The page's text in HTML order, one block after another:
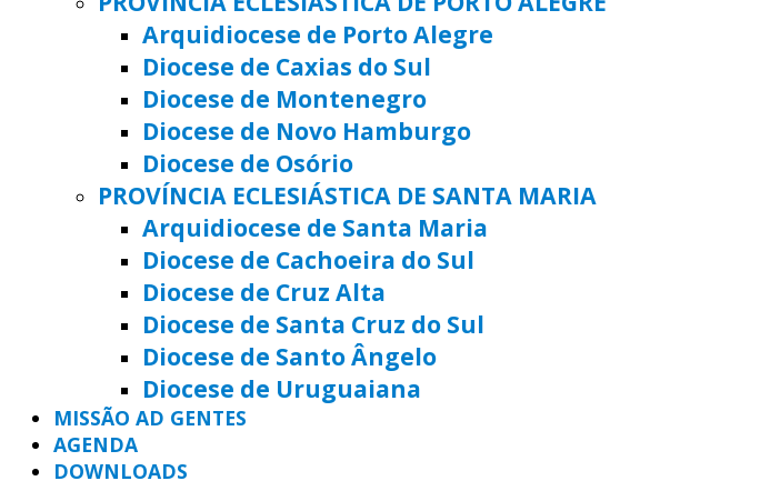
Arquidiocese de Porto Alegre
Diocese de Caxias do Sul
Diocese de Montenegro
Diocese de Novo Hamburgo
Diocese de Osório
PROVÍNCIA ECLESIÁSTICA DE SANTA MARIA
Arquidiocese de Santa Maria
Diocese de Cachoeira do Sul
Diocese de Cruz Alta
Diocese de Santa Cruz do Sul
Diocese de Santo Ângelo
Diocese de Uruguaiana
MISSÃO AD GENTES
AGENDA
DOWNLOADS